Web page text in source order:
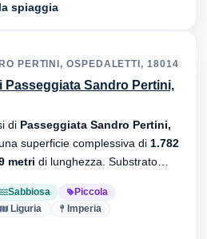
spiaggia
PERTINI, OSPEDALETTI, 18014
Passeggiata Sandro Pertini,
di Passeggiata Sandro Pertini,
superficie complessiva di 1.782
metri di lunghezza. Substrato
Sabbiosa
Piccola
Liguria
Imperia